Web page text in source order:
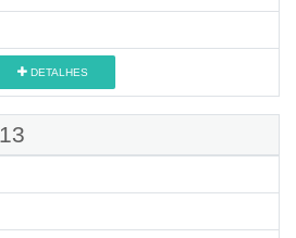
DETALHES